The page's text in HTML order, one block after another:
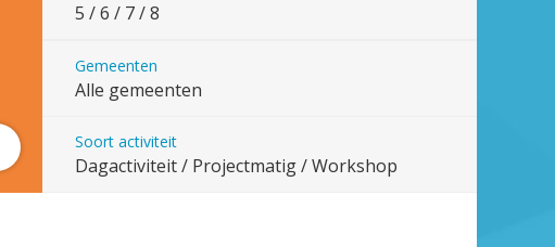
5 / 6 / 7 / 8
Gemeenten
Alle gemeenten
Soort activiteit
Dagactiviteit / Projectmatig / Workshop